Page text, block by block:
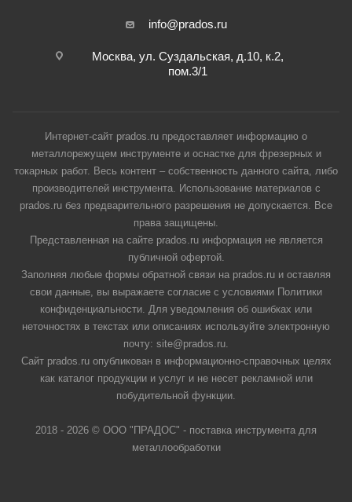
info@prados.ru
Москва, ул. Суздальская, д.10, к.2,
пом.3/1
Интернет-сайт prados.ru предоставляет информацию о
металлорежущем инструменте и оснастке для фрезерных и
токарных работ. Весь контент – собственность данного сайта, либо
производителей инструмента. Использование материалов с
prados.ru без предварительного разрешения не допускается. Все
права защищены.
Представленная на сайте prados.ru информация не является
публичной офертой.
Заполняя любые формы обратной связи на prados.ru и оставляя
свои данные, вы выражаете согласие с условиями Политики
конфиденциальности. Для уведомления об ошибках или
неточностях в текстах или описаниях используйте электронную
почту: site@prados.ru.
Сайт prados.ru опубликован в информационно-справочных целях
как каталог продукции и услуг и не несет рекламной или
побудительной функции.
2018 - 2026 © ООО "ПРАДОС" - поставка инструмента для
металлообработки